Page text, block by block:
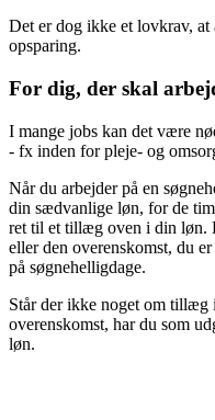
Det er dog ikke et lovkrav,
opsparing.
For dig, der skal
I mange jobs kan det være
- fx inden for pleje- og
Når du arbejder på en
din sædvanlige løn, for de
ret til et tillæg oven i din løn.
eller den overenskomst, du
på søgnehelligdage.
Står der ikke noget om tillæg
overenskomst, har du som
løn.